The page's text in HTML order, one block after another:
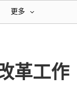
更多
革工作